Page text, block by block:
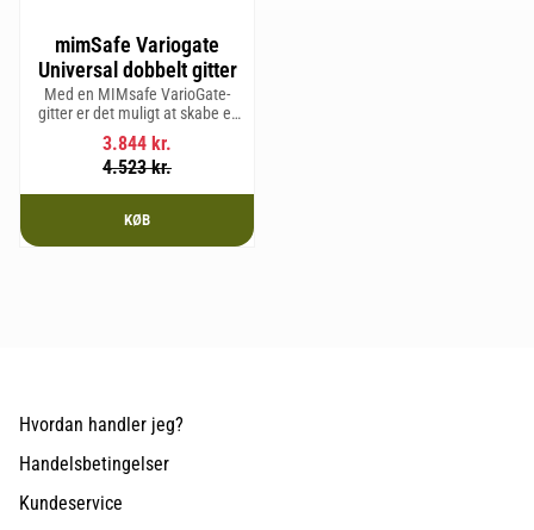
mimSafe Variogate
Universal dobbelt gitter
Med en MIMsafe VarioGate-
gitter er det muligt at skabe et
aflukket område i hele
bagagerummet, som kan
bruges til transport af hunde
eller gods.
3.844 kr.
4.523kr.
KØB
Hvordan handler jeg?
Handelsbetingelser
Kundeservice